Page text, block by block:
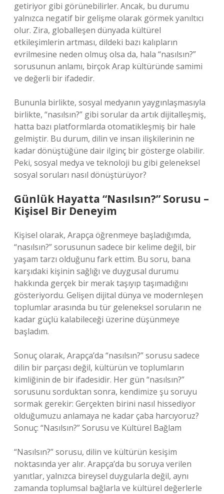
getiriyor gibi görünebilirler. Ancak, bu durumu
yalnızca negatif bir gelişme olarak görmek yanıltıcı
olur. Zira, globalleşen dünyada kültürel
etkileşimlerin artması, dildeki bazı kalıpların
evrilmesine neden olmuş olsa da, hala “nasılsın?”
sorusunun anlamı, birçok Arap kültüründe samimi
ve değerli bir ifadedir.
Bununla birlikte, sosyal medyanın yaygınlaşmasıyla
birlikte, “nasılsın?” gibi sorular da artık dijitalleşmiş,
hatta bazı platformlarda otomatikleşmiş bir hale
gelmiştir. Bu durum, dilin ve insan ilişkilerinin ne
kadar dönüştüğüne dair ilginç bir gösterge olabilir.
Peki, sosyal medya ve teknoloji bu gibi geleneksel
sosyal soruları nasıl dönüştürüyor?
Günlük Hayatta “Nasılsın?” Sorusu –
Kişisel Bir Deneyim
Kişisel olarak, Arapça öğrenmeye başladığımda,
“nasılsın?” sorusunun sadece bir kelime değil, bir
yaşam tarzı olduğunu fark ettim. Bu soru, bana
karşıdaki kişinin sağlığı ve duygusal durumu
hakkında gerçek bir merak taşıyıp taşımadığını
gösteriyordu. Gelişen dijital dünya ve modernleşen
toplumlar arasında bu tür geleneksel soruların ne
kadar güçlü kalabileceği üzerine düşünmeye
başladım.
Sonuç olarak, Arapça’da “nasılsın?” sorusu sadece
dilin bir parçası değil, kültürün ve toplumların
kimliğinin de bir ifadesidir. Her gün “nasılsın?”
sorusunu sorduktan sonra, kendimize şu soruyu
sormak gerekir: Gerçekten birini nasıl hissediyor
olduğumuzu anlamaya ne kadar çaba harcıyoruz?
Sonuç: “Nasılsın?” Sorusu ve Kültürel Bağlam
“Nasılsın?” sorusu, dilin ve kültürün kesişim
noktasında yer alır. Arapça’da bu soruya verilen
yanıtlar, yalnızca bireysel duygularla değil, aynı
zamanda toplumsal bağlarla ve kültürel değerlerle